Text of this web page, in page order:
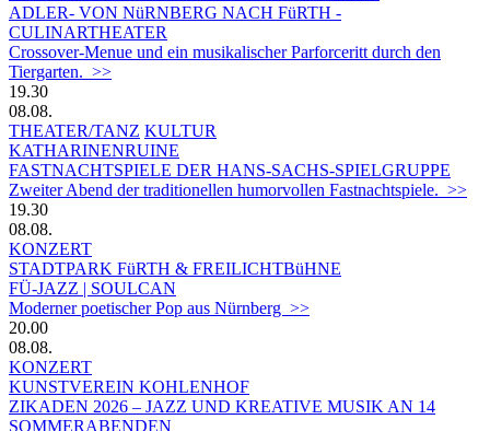
ADLER- VON NüRNBERG NACH FüRTH -
CULINARTHEATER
Crossover-Menue und ein musikalischer Parforceritt durch den
Tiergarten. >>
19.30
08.08.
THEATER/TANZ KULTUR
KATHARINENRUINE
FASTNACHTSPIELE DER HANS-SACHS-SPIELGRUPPE
Zweiter Abend der traditionellen humorvollen Fastnachtspiele. >>
19.30
08.08.
KONZERT
STADTPARK FüRTH & FREILICHTBüHNE
FÜ-JAZZ | SOULCAN
Moderner poetischer Pop aus Nürnberg >>
20.00
08.08.
KONZERT
KUNSTVEREIN KOHLENHOF
ZIKADEN 2026 – JAZZ UND KREATIVE MUSIK AN 14
SOMMERABENDEN